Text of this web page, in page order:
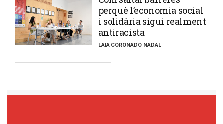
perquè l’economia social
i solidària sigui realment
antiracista
LAIA CORONADO NADAL